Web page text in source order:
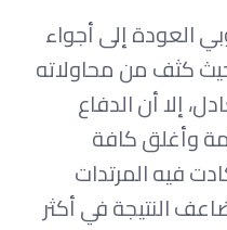
العودة إلى أجواء
حيث كثف من محاولاته
إلا أن الدفاع
وأغلق كافة
فيه المرتدات
النتيجة في أكثر